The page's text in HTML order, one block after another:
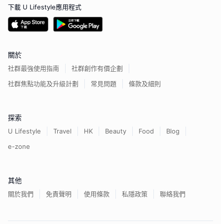
下載 U Lifestyle應用程式
關於
社群最強使用指南
社群創作有價企劃
社群焦點功能及升級計劃
常見問題 條款及細則
探索
U Lifestyle Travel HK Beauty Food
Blog
e-zone
其他
關於我們 免責聲明 使用條款 私隱政策 聯絡我們